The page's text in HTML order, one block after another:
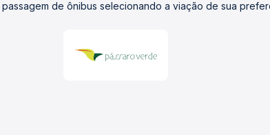
de ônibus selecionando a viação de sua